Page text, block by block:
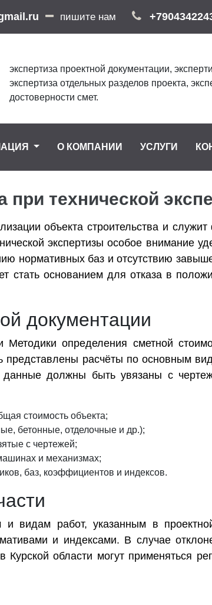
пишите нам
экспертиза проектной документации,
экспертиза отдельных разделов проекта,
достоверности смет.
О КОМПАНИИ УСЛУГИ
технической
объекта строительства и
экспертизы особое внимание
нормативных баз и отсутствию
стать основанием для отказа в
документации
определения сметной
расчёты по основным
должны быть увязаны с
стоимость объекта;
бетонные, отделочные и др.);
с чертежей;
и механизмах;
баз, коэффициентов и индексов.
видам работ, указанным в
и индексами. В случае
области могут применяться